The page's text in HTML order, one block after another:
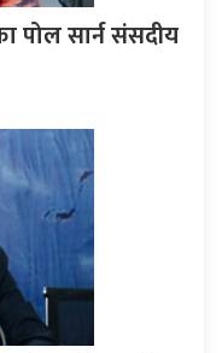
पोल सार्न संसदीय